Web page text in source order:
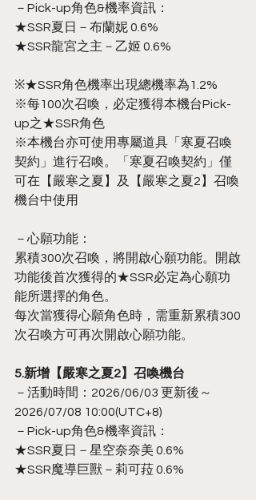
－Pick-up角色&機率資訊：
★SSR夏日－布蘭妮 0.6%
★SSR龍宮之主－乙姬 0.6%
※★SSR角色機率出現總機率為1.2%
※每100次召喚，必定獲得本機台Pick-
up之★SSR角色
※本機台亦可使用專屬道具「寒夏召喚
契約」進行召喚。「寒夏召喚契約」僅
可在【嚴寒之夏】及【嚴寒之夏2】召喚
機台中使用
－心願功能：
累積300次召喚，將開啟心願功能。開啟
功能後首次獲得的★SSR必定為心願功
能所選擇的角色。
每次當獲得心願角色時，需重新累積300
次召喚方可再次開啟心願功能。
5.新增【嚴寒之夏2】召喚機台
－活動時間：2026/06/03 更新後～
2026/07/08 10:00(UTC+8)
－Pick-up角色&機率資訊：
★SSR夏日－星空奈奈美 0.6%
★SSR魔導巨獸－莉可菈 0.6%